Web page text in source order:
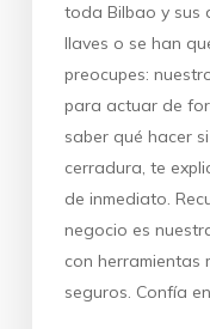
toda Bilbao y sus
llaves o se han
preocupes:
para actuar de
saber qué hacer
cerradura, te
de inmediato.
negocio es
con herramientas
seguros. Confía